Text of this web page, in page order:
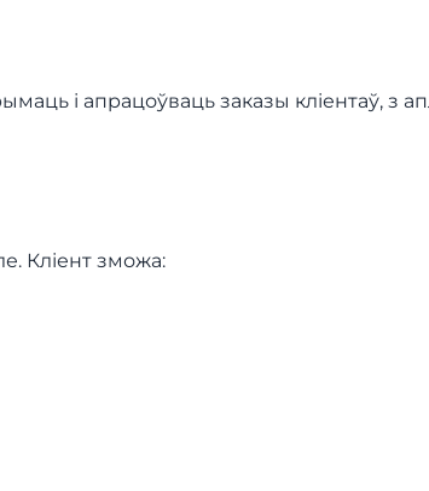
і апрацоўваць заказы кліентаў, з
Кліент зможа: